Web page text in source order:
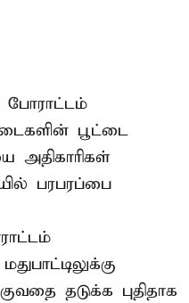
போராட்டம்
பூட்டை
அதிகாரிகள்
பரபரப்பை
தடுக்க புதிதாக